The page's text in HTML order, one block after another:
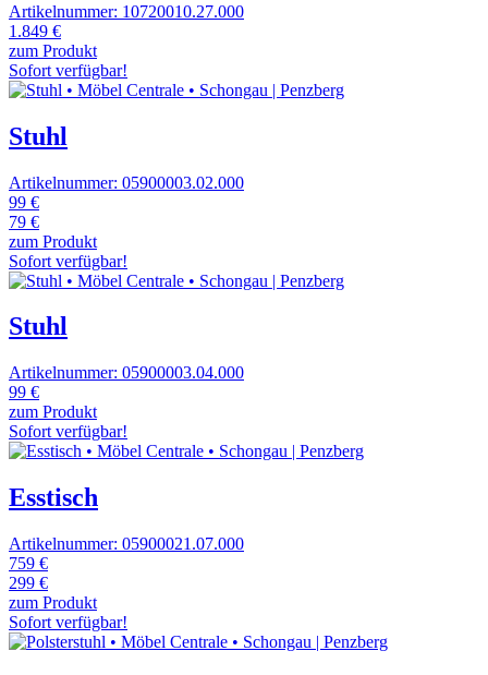
Artikelnummer: 10720010.27.000
1.849 €
zum Produkt
Sofort verfügbar!
Stuhl
Artikelnummer: 05900003.02.000
99 €
79 €
zum Produkt
Sofort verfügbar!
Stuhl
Artikelnummer: 05900003.04.000
99 €
zum Produkt
Sofort verfügbar!
Esstisch
Artikelnummer: 05900021.07.000
759 €
299 €
zum Produkt
Sofort verfügbar!